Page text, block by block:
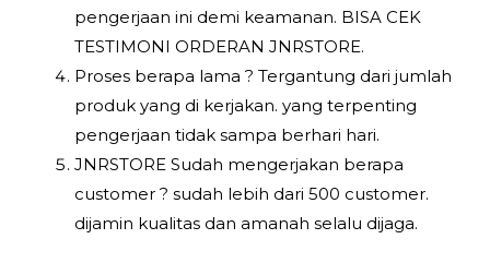
pengerjaan ini demi keamanan. BISA CEK
TESTIMONI ORDERAN JNRSTORE.
Proses berapa lama ? Tergantung dari jumlah
produk yang di kerjakan. yang terpenting
pengerjaan tidak sampa berhari hari.
JNRSTORE Sudah mengerjakan berapa
customer ? sudah lebih dari 500 customer.
dijamin kualitas dan amanah selalu dijaga.